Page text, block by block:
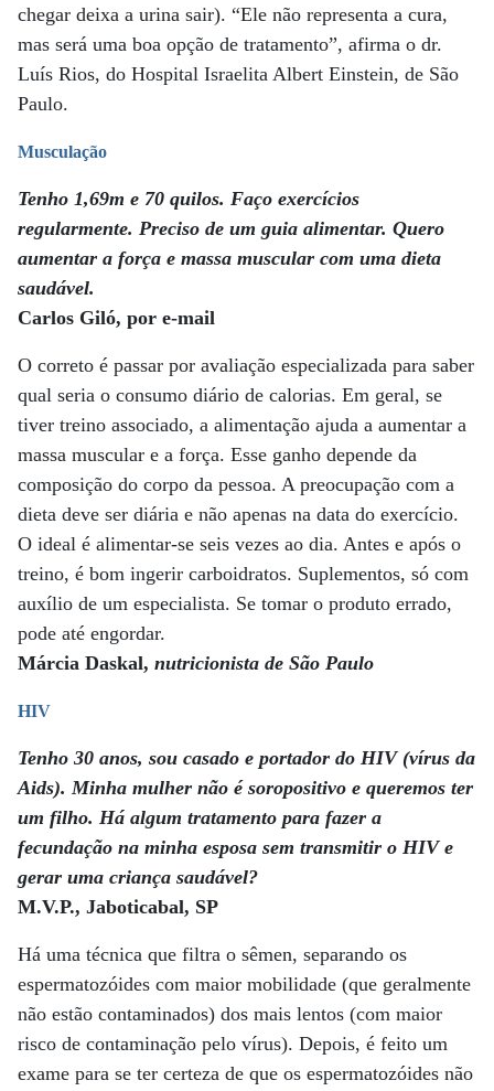
chegar deixa a urina sair). “Ele não representa a cura,
mas será uma boa opção de tratamento”, afirma o dr.
Luís Rios, do Hospital Israelita Albert Einstein, de São
Paulo.
Musculação
Tenho 1,69m e 70 quilos. Faço exercícios
regularmente. Preciso de um guia alimentar. Quero
aumentar a força e massa muscular com uma dieta
saudável.
Carlos Giló, por e-mail
O correto é passar por avaliação especializada para saber
qual seria o consumo diário de calorias. Em geral, se
tiver treino associado, a alimentação ajuda a aumentar a
massa muscular e a força. Esse ganho depende da
composição do corpo da pessoa. A preocupação com a
dieta deve ser diária e não apenas na data do exercício.
O ideal é alimentar-se seis vezes ao dia. Antes e após o
treino, é bom ingerir carboidratos. Suplementos, só com
auxílio de um especialista. Se tomar o produto errado,
pode até engordar.
Márcia Daskal, nutricionista de São Paulo
HIV
Tenho 30 anos, sou casado e portador do HIV (vírus da
Aids). Minha mulher não é soropositivo e queremos ter
um filho. Há algum tratamento para fazer a
fecundação na minha esposa sem transmitir o HIV e
gerar uma criança saudável?
M.V.P., Jaboticabal, SP
Há uma técnica que filtra o sêmen, separando os
espermatozóides com maior mobilidade (que geralmente
não estão contaminados) dos mais lentos (com maior
risco de contaminação pelo vírus). Depois, é feito um
exame para se ter certeza de que os espermatozóides não